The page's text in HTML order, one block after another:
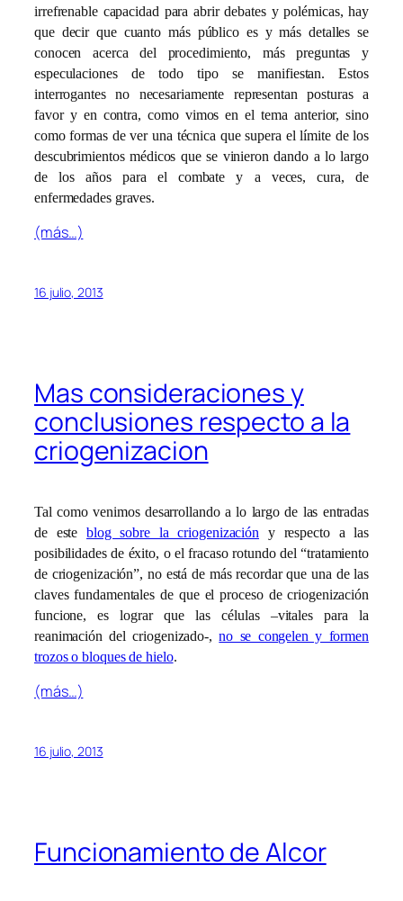
irrefrenable capacidad para abrir debates y polémicas, hay
que decir que cuanto más público es y más detalles se
conocen acerca del procedimiento, más preguntas y
especulaciones de todo tipo se manifiestan. Estos
interrogantes no necesariamente representan posturas a
favor y en contra, como vimos en el tema anterior, sino
como formas de ver una técnica que supera el límite de los
descubrimientos médicos que se vinieron dando a lo largo
de los años para el combate y a veces, cura, de
enfermedades graves.
(más…)
16 julio, 2013
Mas consideraciones y
conclusiones respecto a la
criogenizacion
Tal como venimos desarrollando a lo largo de las entradas
de esteblog sobre la criogenización y respecto a las
posibilidades de éxito, o el fracaso rotundo del “tratamiento
de criogenización”, no está de más recordar que una de las
claves fundamentales de que el proceso de criogenización
funcione, es lograr que las células –vitales para la
reanimación del criogenizado-,no se congelen y formen
trozos o bloques de hielo.
(más…)
16 julio, 2013
Funcionamiento de Alcor